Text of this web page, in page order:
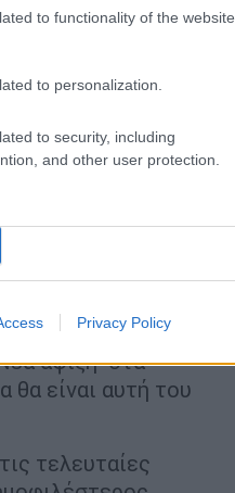
to functionality of the website
to personalization.
to security, including
and other user protection.
Privacy Policy
της Βουλής
Τέλος
εκ νέου
στις
είναι αυτή του
ήταν ο
πρώτη τριάδα
, ηΖωή
άφιξη στα
είναι αυτή του
τελευταίες